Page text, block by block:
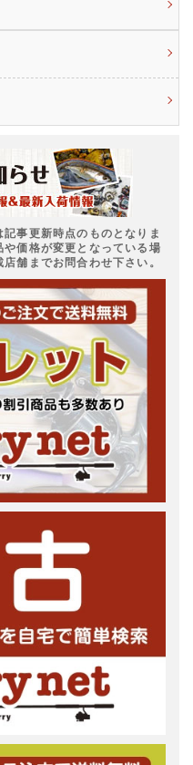
事更新時点のものとなりま
価格が変更となっている場
舗までお問合わせ下さい。